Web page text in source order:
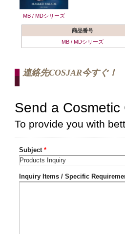
MB / MDシリーズ
商品番号
MB / MDシリーズ
連絡先COSJAR今すぐ！